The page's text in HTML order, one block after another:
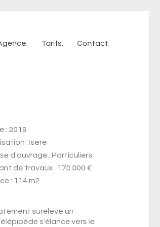
Tarifs. Contact.
: 2019
: Isère
d'ouvrage : Particuliers
de travaux : 170 000 €
: 114 m2
surélevé un
s’élance vers le